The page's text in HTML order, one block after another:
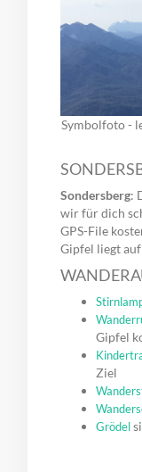
Symbolfoto -
Sondersberg:
wir für dich
GPS-File
Gipfel liegt
Gipfel
Ziel
Grödel